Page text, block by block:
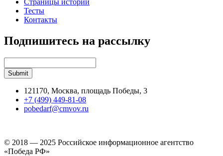
Тесты
Контакты
Подпишитесь на рассылку
121170, Москва, площадь Победы, 3
+7 (499) 449-81-08
pobedarf@cmvov.ru
© 2018 — 2025 Российское информационное агентство
«Победа РФ»